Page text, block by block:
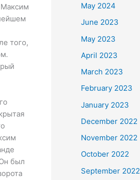
Максим
того,
был
May 2024
June 2023
May 2023
April 2023
March 2023
February 2023
January 2023
December 2022
November 2022
October 2022
September 2022